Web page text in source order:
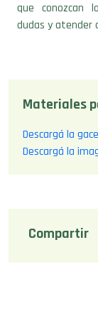
que conozcan
dudas y atender
Materiales
Descargá la
Descargá la
Compartir